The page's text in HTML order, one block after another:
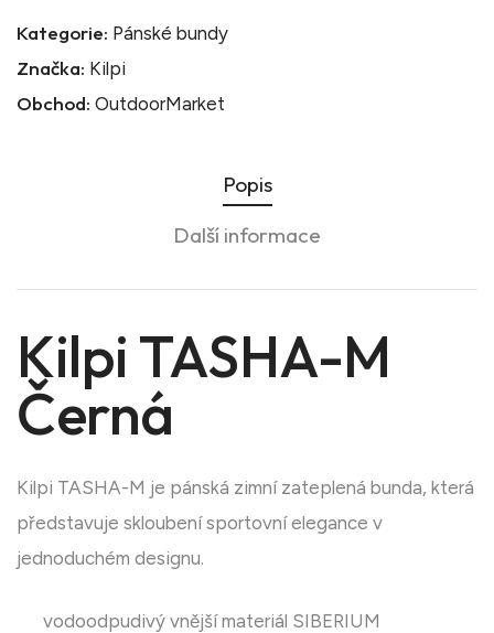
Kategorie: Pánské bundy
Značka: Kilpi
Obchod: OutdoorMarket
Popis
Další informace
Kilpi TASHA-M
Černá
Kilpi TASHA-M je pánská zimní zateplená bunda, která
představuje skloubení sportovní elegance v
jednoduchém designu.
vodoodpudivý vnější materiál SIBERIUM